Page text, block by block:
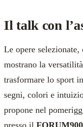
Il talk con
Le opere
mostrano la
trasformare lo sport
segni, colori e
propone nel
presso il FORUM900